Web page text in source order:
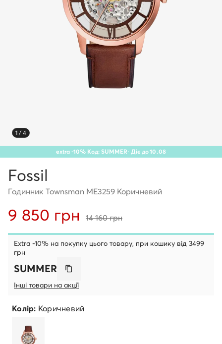
1 / 4
extra -10% Код: SUMMER· Діє до10.08
Fossil
Годинник Townsman ME3259 Коричневий
9 850 грн 14 160 грн
Extra -10% на покупку цього товару, при кошику від 3499
грн
SUMMER
Інші товари на акції
Колір: Коричневий